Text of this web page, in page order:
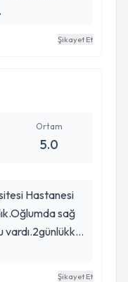
Şikayet Et
Ortam
5.0
Hastanesi
sağ
alçıdan
Şikayet Et